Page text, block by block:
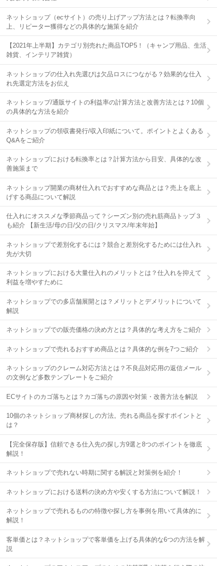
ネットショップ（ecサイト）の売り上げアップ方法とは？転換率向
上、リピーター獲得などの具体的な施策を紹介
【2021年上半期】カテゴリ別売れた商品TOP5！（キャンプ用品、生活
雑貨、インテリア雑貨）
ネットショップの仕入れ先選びは欠品ロスにつながる？効果的な仕入
れ先選定方法をお伝え
ネットショップ/通販サイトの利益率の計算方法と改善方法とは？10個
の具体的な方法を紹介
ネットショップの領収書発行/収入印紙について。ポイントとよくある
Q&Aをご紹介
ネットショップにおける転換率とは？計算方法から目安、具体的な改
善施策まで
ネットショップ開業の商材仕入れでおすすめな商品とは？売上を底上
げする商品について解説
仕入れにオススメな季節商品って？シーズン別の売れ筋商品トップ３
も紹介 【新生活/母の日/父の日/クリスマス/年末年始】
ネットショップで差別化するには？競合と差別化するためには仕入れ
先が大切
ネットショップにおける大量仕入れのメリットとは？仕入れを抑えて
利益を増やすために
ネットショップでの多店舗展開とは？メリットとデメリットについて
解説
ネットショップでの販売価格の決め方とは？具体的な考え方をご紹介
ネットショップで売れるおすすめ商品とは？具体的な例を7つご紹介
ネットショップのクレーム対応方法とは？不良品対応用の返信メール
の文例など多数テンプレートをご紹介
ECサイトのカゴ落ちとは？カゴ落ちの原因や対策・改善方法を解説
10個のネットショップ商材探しの方法。売れる商品を探すポイントと
は？
【完全保存版】信頼できる仕入先の探し方9選と8つのポイントを徹底
解説！
ネットショップで売れない時期に関する解説と対策例を紹介！
ネットショップにおける送料の決め方や安くする方法について解説！
ネットショップで売れるものの特徴や探し方を事例を用いて具体的に
解説！
客単価とは？ネットショップで客単価を上げる具体的な6つの方法を解
説